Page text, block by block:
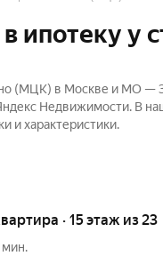
ипотеку у
(МЦК) в Москве и МО —
Недвижимости. В
и характеристики.
· 15 этаж из 23
мин.